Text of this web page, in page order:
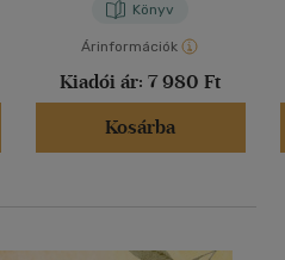
Könyv
Árinformációk
Kiadói ár: 7 980 Ft
Kosárba